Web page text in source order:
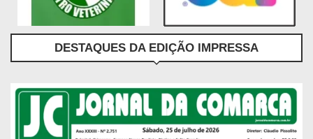
DESTAQUES DA EDIÇÃO IMPRESSA